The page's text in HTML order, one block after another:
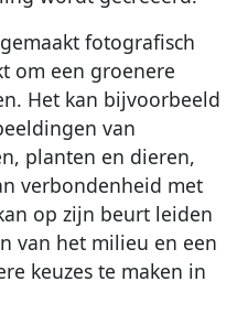
fotografisch
om een ​​groenere
Het kan bijvoorbeeld
van
planten en dieren,
verbondenheid met
op zijn beurt leiden
van het milieu en een
keuzes te maken in